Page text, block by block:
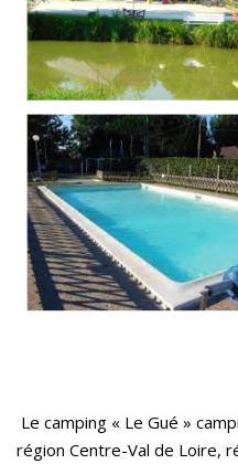
Le camping « Le Gué »
région Centre-Val de Loire,